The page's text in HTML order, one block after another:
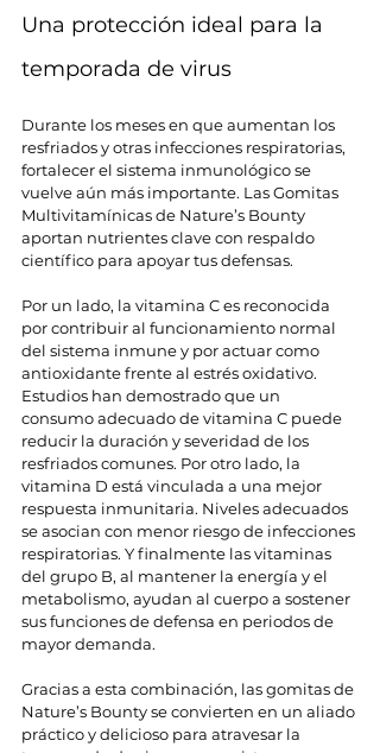
Una protección ideal para la
temporada de virus
Durante los meses en que aumentan los
resfriados y otras infecciones respiratorias,
fortalecer el sistema inmunológico se
vuelve aún más importante. Las Gomitas
Multivitamínicas de Nature’s Bounty
aportan nutrientes clave con respaldo
científico para apoyar tus defensas.
Por un lado, la vitamina C es reconocida
por contribuir al funcionamiento normal
del sistema inmune y por actuar como
antioxidante frente al estrés oxidativo.
Estudios han demostrado que un
consumo adecuado de vitamina C puede
reducir la duración y severidad de los
resfriados comunes. Por otro lado, la
vitamina D está vinculada a una mejor
respuesta inmunitaria. Niveles adecuados
se asocian con menor riesgo de infecciones
respiratorias. Y finalmente las vitaminas
del grupo B, al mantener la energía y el
metabolismo, ayudan al cuerpo a sostener
sus funciones de defensa en periodos de
mayor demanda.
Gracias a esta combinación, las gomitas de
Nature’s Bounty se convierten en un aliado
práctico y delicioso para atravesar la